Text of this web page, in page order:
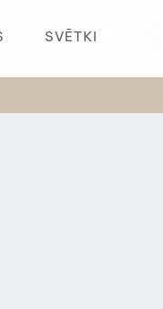
SVĒTKI